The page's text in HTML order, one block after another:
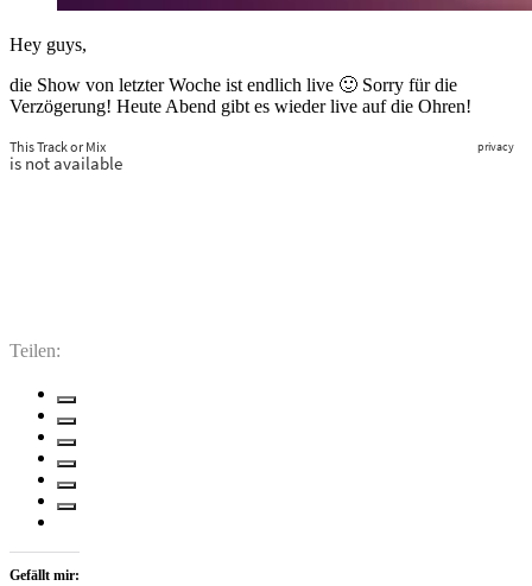
Hey guys,
die Show von letzter Woche ist endlich live 🙂 Sorry für die
Verzögerung! Heute Abend gibt es wieder live auf die Ohren!
Teilen:
Gefällt mir: